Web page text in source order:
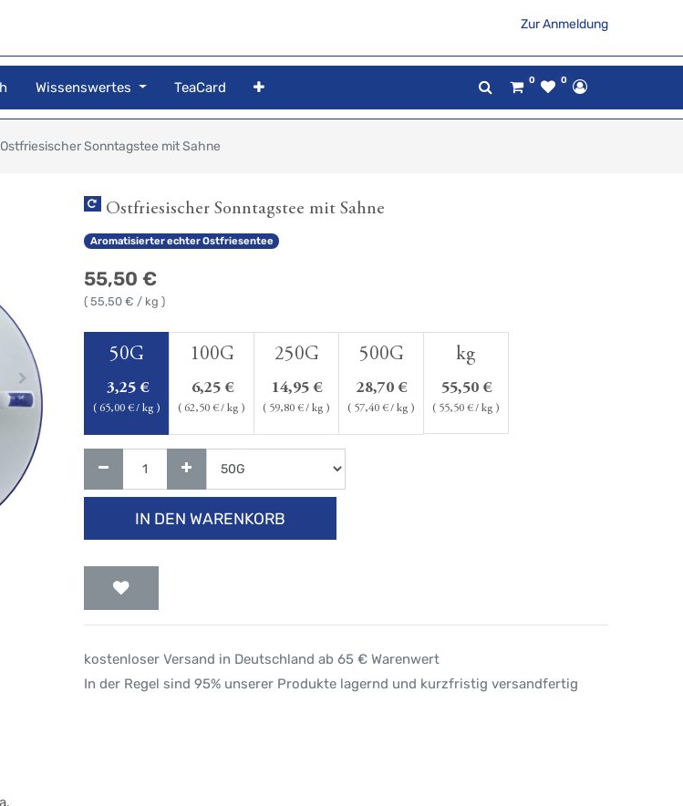
Zur Anmeldung
Wissenswertes TeaCard 0 0
Ostfriesischer Sonntagstee mit Sahne
Ostfriesischer Sonntagstee mit Sahne
Aromatisierter echter Ostfriesentee
55,50 €
( 55,50 € / kg )
50G
3,25€
( 65,00 € / kg )
100G
6,25€
( 62,50 € / kg )
250G
14,95 €
( 59,80 € / kg )
500G
28,70 €
( 57,40 € / kg )
kg
55,50 €
( 55,50 € / kg )
IN DEN WARENKORB
kostenloser Versand in Deutschland ab 65 € Warenwert
In der Regel sind 95% unserer Produkte lagernd und kurzfristig versandfertig